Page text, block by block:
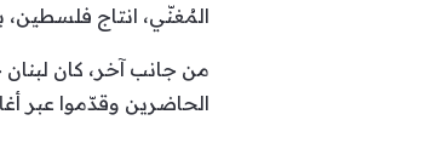
المُغنّي، انتاج فلسطين،
من جانب آخر، كان
الحاضرين وقدّموا عبر